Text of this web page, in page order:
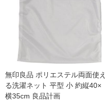
無印良品 ポリエステル両面使え
る洗濯ネット 平型 小 約縦40×
横35cm 良品計画